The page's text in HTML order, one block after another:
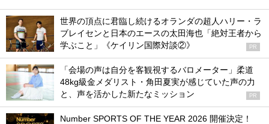
世界の頂点に君臨し続けるオランダの超人ハリー・ラ
ブレイセンと日本のエースの太田海也「絶対王者から
学ぶこと」《ケイリン国際対談②》
PR
「会場の声は自分を客観視するバロメーター」柔道
48kg級金メダリスト・角田夏実が感じていた声の力
と、声を活かした新たなミッション
PR
Number SPORTS OF THE YEAR 2026 開催決定！